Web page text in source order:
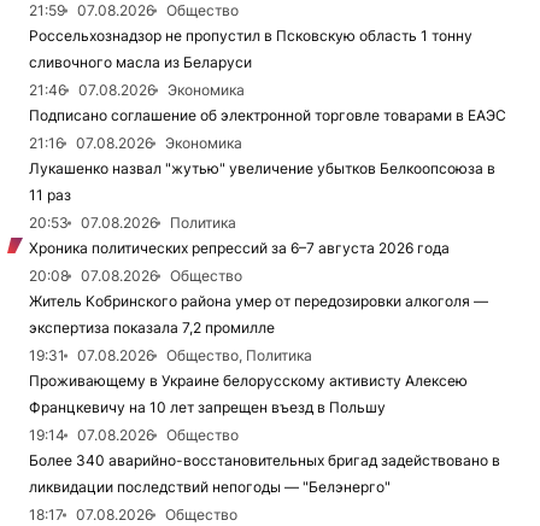
21:59
07.08.2026
Общество
Россельхознадзор не пропустил в Псковскую область 1 тонну
сливочного масла из Беларуси
21:46
07.08.2026
Экономика
Подписано соглашение об электронной торговле товарами в ЕАЭС
21:16
07.08.2026
Экономика
Лукашенко назвал "жутью" увеличение убытков Белкоопсоюза в
11 раз
20:53
07.08.2026
Политика
Хроника политических репрессий за 6–7 августа 2026 года
20:08
07.08.2026
Общество
Житель Кобринского района умер от передозировки алкоголя —
экспертиза показала 7,2 промилле
19:31
07.08.2026
Общество, Политика
Проживающему в Украине белорусскому активисту Алексею
Францкевичу на 10 лет запрещен въезд в Польшу
19:14
07.08.2026
Общество
Более 340 аварийно-восстановительных бригад задействовано в
ликвидации последствий непогоды — "Белэнерго"
18:17
07.08.2026
Общество